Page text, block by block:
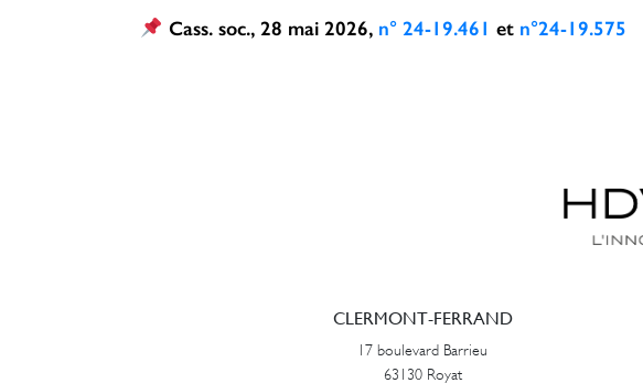
Cass. soc., 28 mai 2026, n° 24-19.461 et n°24-19.575
CLERMONT-FERRAND
17 boulevard Barrieu
63130 Royat